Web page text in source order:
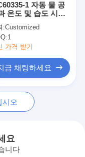
1 자동 물 공
온도 및 습도 시험
:Customized
1
가격 받기
금 채팅하세요
시오
요
니다